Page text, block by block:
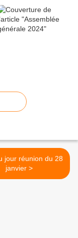
jour réunion du 28
janvier >